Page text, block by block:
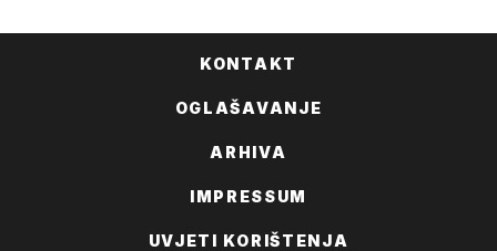
KONTAKT
OGLAŠAVANJE
ARHIVA
IMPRESSUM
UVJETI KORIŠTENJA